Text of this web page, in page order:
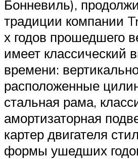
Бонневиль),
традиции компании
х годов прошедшего
имеет классический
времени:
расположенные
стальная рама,
амортизаторная
картер двигателя
формы ушедших